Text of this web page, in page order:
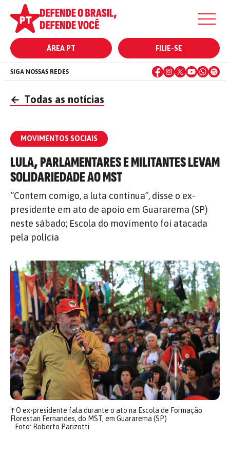
ÁREA PT FILIE-SE
SIGA NOSSAS REDES
← Todas as notícias
MOVIMENTOS SOCIAIS
LULA, PARLAMENTARES E MILITANTES LEVAM
SOLIDARIEDADE AO MST
“Contem comigo, a luta continua”, disse o ex-
presidente em ato de apoio em Guararema (SP)
neste sábado; Escola do movimento foi atacada
pela polícia
↑O ex-presidente fala durante o ato na Escola de Formação
Florestan Fernandes, do MST, em Guararema (SP)
Foto: Roberto Parizotti